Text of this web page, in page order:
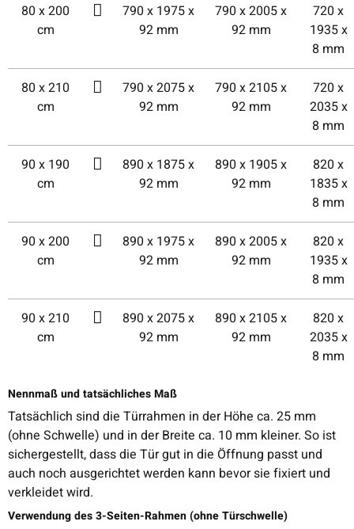
80 x 200
cm
790 x 1975 x
92 mm
790 x 2005 x
92 mm
720 x
1935 x
8 mm
80 x 210
cm
790 x 2075 x
92 mm
790 x 2105 x
92 mm
720 x
2035 x
8 mm
90 x 190
cm
890 x 1875 x
92 mm
890 x 1905 x
92 mm
820 x
1835 x
8 mm
90 x 200
cm
890 x 1975 x
92 mm
890 x 2005 x
92 mm
820 x
1935 x
8 mm
90 x 210
cm
890 x 2075 x
92 mm
890 x 2105 x
92 mm
820 x
2035 x
8 mm
Nennmaß und tatsächliches Maß
Tatsächlich sind die Türrahmen in der Höhe ca. 25 mm
(ohne Schwelle) und in der Breite ca. 10 mm kleiner. So ist
sichergestellt, dass die Tür gut in die Öffnung passt und
auch noch ausgerichtet werden kann bevor sie fixiert und
verkleidet wird.
Verwendung des 3-Seiten-Rahmen (ohne Türschwelle)